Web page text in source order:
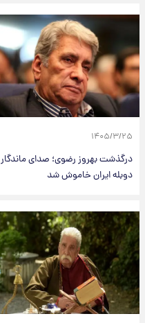
۱۴۰۵/۳/۲۵
درگذشت بهروز رضوی؛ صدای ماندگار
دوبله ایران خاموش شد